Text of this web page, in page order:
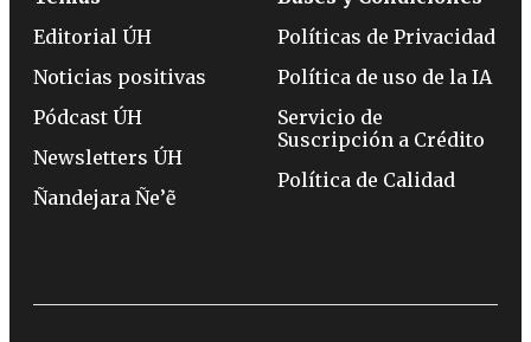
Editorial ÚH
Noticias positivas
Pódcast ÚH
Newsletters ÚH
Ñandejara Ñe’ẽ
Políticas de Privacidad
Política de uso de la IA
Servicio de
Suscripción a Crédito
Política de Calidad